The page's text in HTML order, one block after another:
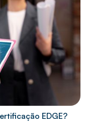
EDGE?